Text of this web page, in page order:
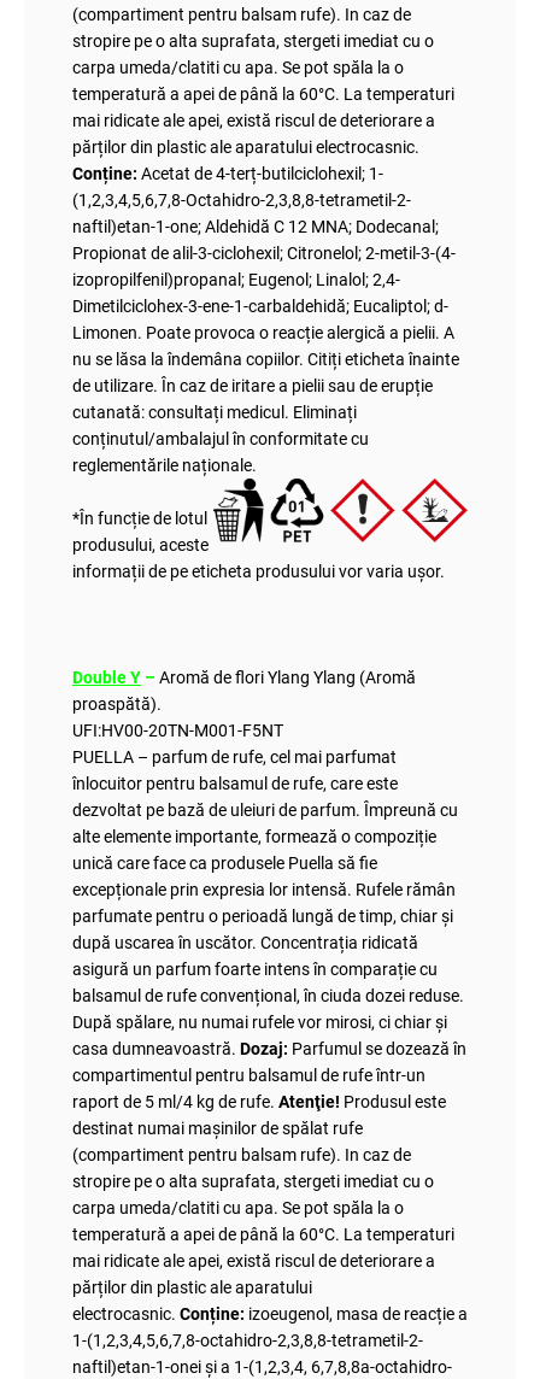
(compartiment pentru balsam rufe). In caz de
stropire pe o alta suprafata, stergeti imediat cu o
carpa umeda/clatiti cu apa. Se pot spăla la o
temperatură a apei de până la 60°C. La temperaturi
mai ridicate ale apei, există riscul de deteriorare a
părților din plastic ale aparatului electrocasnic.
Conține: Acetat de 4-terț-butilciclohexil; 1-
(1,2,3,4,5,6,7,8-Octahidro-2,3,8,8-tetrametil-2-
naftil)etan-1-one; Aldehidă C 12 MNA; Dodecanal;
Propionat de alil-3-ciclohexil; Citronelol; 2-metil-3-(4-
izopropilfenil)propanal; Eugenol; Linalol; 2,4-
Dimetilciclohex-3-ene-1-carbaldehidă; Eucaliptol; d-
Limonen. Poate provoca o reacție alergică a pielii. A
nu se lăsa la îndemâna copiilor. Citiți eticheta înainte
de utilizare. În caz de iritare a pielii sau de erupție
cutanată: consultați medicul. Eliminați
conținutul/ambalajul în conformitate cu
reglementările naționale.
*În funcție de lotul
produsului, aceste
informații de pe eticheta produsului vor varia ușor.
Double Y –Aromă de flori Ylang Ylang (Aromă
proaspătă).
UFI:HV00-20TN-M001-F5NT
PUELLA – parfum de rufe, cel mai parfumat
înlocuitor pentru balsamul de rufe, care este
dezvoltat pe bază de uleiuri de parfum. Împreună cu
alte elemente importante, formează o compoziție
unică care face ca produsele Puella să fie
excepționale prin expresia lor intensă. Rufele rămân
parfumate pentru o perioadă lungă de timp, chiar și
după uscarea în uscător. Concentrația ridicată
asigură un parfum foarte intens în comparație cu
balsamul de rufe convențional, în ciuda dozei reduse.
După spălare, nu numai rufele vor mirosi, ci chiar și
casa dumneavoastră. Dozaj: Parfumul se dozează în
compartimentul pentru balsamul de rufe într-un
raport de 5 ml/4 kg de rufe. Atenţie! Produsul este
destinat numai mașinilor de spălat rufe
(compartiment pentru balsam rufe). In caz de
stropire pe o alta suprafata, stergeti imediat cu o
carpa umeda/clatiti cu apa. Se pot spăla la o
temperatură a apei de până la 60°C. La temperaturi
mai ridicate ale apei, există riscul de deteriorare a
părților din plastic ale aparatului
electrocasnic. Conține: izoeugenol, masa de reacție a
1-(1,2,3,4,5,6,7,8-octahidro-2,3,8,8-tetrametil-2-
naftil)etan-1-onei și a 1-(1,2,3,4, 6,7,8,8a-octahidro-